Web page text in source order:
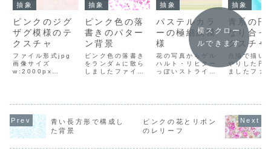
抽象
ピンクのジグ
ザグ模様のテ
クスチャ
ファイル形式jpg
画像サイズ
w:2000px
ラスト上で右クリ
付けて画像を保
存」を選択し、保
存先を選んでダウ
さい。
抽象
ピンク色の落
書きのパター
ン背景
ピンク色の落書き
をランダㇺに散ら
しましたファイル
ルサイズ1.7MBダ
ラスト上で右クリ
ックして「名前を
存先を選んでダウ
抽象
パステルカラ
ーの極細縞模
様
花の写真からゲル
ハルト・リヒター
っぽいストライプ
w:2000px
ルサイズ427KBダ
ウンロード方法イ
ラスト上で右クリ
付けて画像を保
抽象
青系の円
なり合っ
クスチャ
点描で描い
やりした円
ましたファ
ルサイズ
ラスト上で
ックして「
付けて画像
存先を選ん
横スクロー
ルできます
青い長方形で構成し
た背景
ピンクの花とリボン
のレリーフ